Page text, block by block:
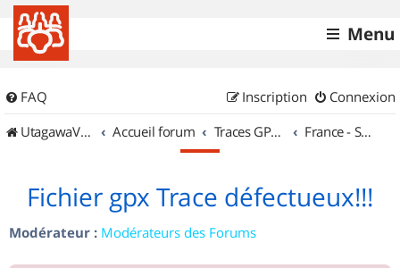
Menu
FAQ Connexion
Inscription
UtagawaVTT (Randos VTT et VTTAE avec traces GPS)
Accueil forum Traces GPS de randos VTT France - Sud Est
Fichier gpx Trace défectueux!!!
Modérateur : Modérateurs des Forums